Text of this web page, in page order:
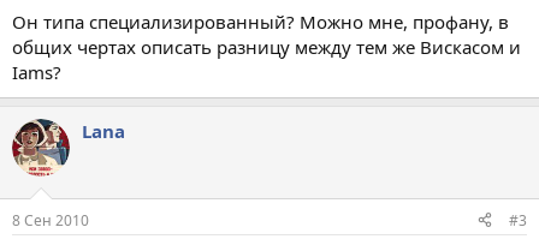
Он типа специализированный? Можно мне, профану, в
общих чертах описать разницу между тем же Вискасом и
Iams?
Lana
8 Сен 2010 #3